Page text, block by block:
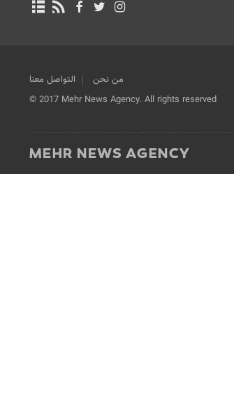
من نحن
التواصل معنا
© 2017 Mehr News Agency. All rights reserved